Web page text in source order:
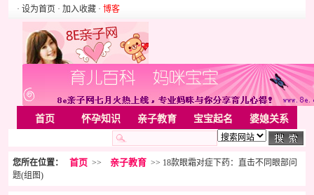
· 设为首页 · 加入收藏 · 博客
首页 怀孕知识 亲子教育 宝宝起名 婆媳关系
胎教音乐 家居 亲子游戏
美容化装 Rss
您所在位置： 首页 >> 亲子教育 >> 18款眼霜对症下药：直击不同眼部问
题(组图)